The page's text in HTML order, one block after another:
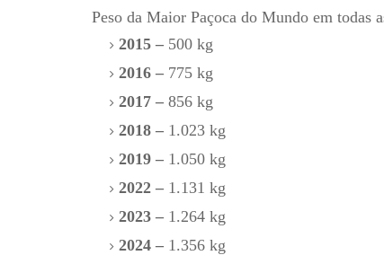
Peso da Maior Paçoca do Mundo em todas
2015 – 500 kg
2016 – 775 kg
2017 – 856 kg
2018 – 1.023 kg
2019 – 1.050 kg
2022 – 1.131 kg
2023 – 1.264 kg
2024 – 1.356 kg